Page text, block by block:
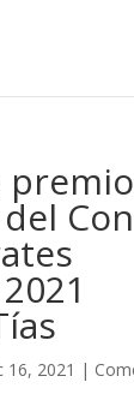
16, 2021 |